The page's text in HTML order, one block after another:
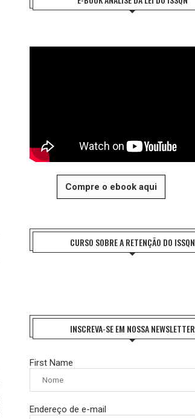
Compre o ebook aqui
CURSO SOBRE A RETENÇÃO DO ISSQN
INSCREVA-SE EM NOSSA NEWSLETTER
First Name
Endereço de e-mail